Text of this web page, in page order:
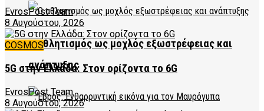
Ο αθλητισμός ως μοχλός εξωστρέφειας και
ανάπτυξης
EvrosPost Team
8 Αυγούστου, 2026
COSMOS
5G στην Ελλάδα: Στον ορίζοντα το 6G
EvrosPost Team
8 Αυγούστου, 2026